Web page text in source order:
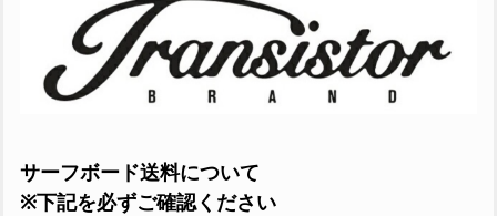
サーフボード送料について
※下記を必ずご確認ください